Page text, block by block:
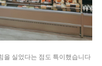
을 실었다는 점도 특이했습니다